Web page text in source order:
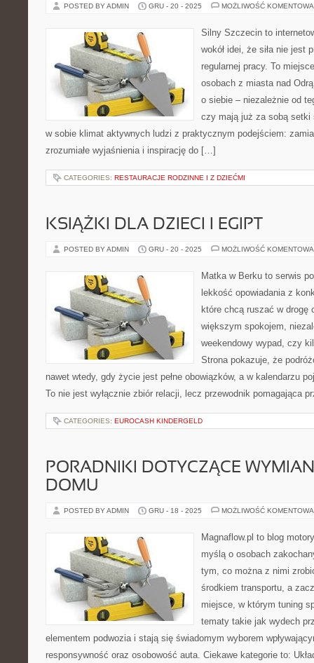
POSTED BY ADMIN GRU - 20 - 2025 MOŻLIWOŚĆ
Silny Szczecin to
wokół idei, że siła nie jest
regularnej pracy. To
osobach z miasta nad
o siebie – niezależnie od
czy mają już za sobą setki
w sobie klimat aktywnych ludzi z praktycznym podejściem:
zrozumiałe wyjaśnienia i inspirację do […]
CATEGORIES: RESTAURACJE RODZINNE I Z DZIEĆMI
KSIĄŻKI DLA DZIECI I EGIPT
POSTED BY ADMIN GRU - 20 - 2025 MOŻLIWOŚĆ
Matka w Berku to serwis
lekkość opowiadania z
które chcą ruszać w drogę
większym spokojem,
weekendowy wypad, czy
Strona pokazuje, że
nawet wtedy, gdy życie jest pełne obowiązków, a w kalendarzu
To nie jest wyłącznie zbiór relacji, lecz przewodnik pomagająca
CATEGORIES: EUROCASH KINDERGELD
PORADNIKI DOTYCZĄCE
DOMU
POSTED BY ADMIN GRU - 18 - 2025 MOŻLIWOŚĆ
Magnaflow.pl to blog
myślą o osobach
tym, co można z nimi
środkiem transportu, a
miejsce, w którym tuning
tematy takie jak wydech
elementem podwozia i stają się świadomym wyborem
responsywność oraz osobowość auta. Ciekawe kategorie to: